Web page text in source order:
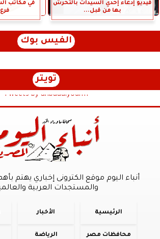
فيديو إدعاء إحدي السيدات بالتحرش
بها من قبل...
في مكاتب
الفيس بوك
تويتر
Tweets by anbaaalyoum1
أنباء اليوم موقع الكترونى إخباري يهتم
والمستجدات العربية
الرئيسية الأخبار
محافظات مصر الرياضة